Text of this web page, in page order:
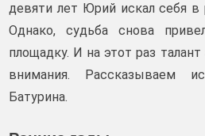
девяти лет Юрий искал себя в
Однако, судьба снова
площадку. И на этот раз талант
внимания. Рассказываем
Батурина.